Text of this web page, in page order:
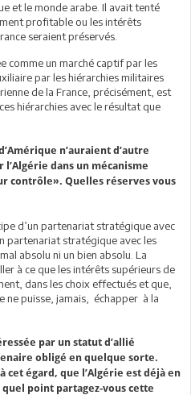
et le monde arabe. Il avait tenté
profitable ou les intérêts
seraient préservés.
comme un marché captif par les
par les hiérarchies militaires
de la France, précisément, est
hiérarchies avec le résultat que
n’auraient d’autre
dans un mécanisme
contrôle». Quelles réserves vous
d’un partenariat stratégique avec
partenariat stratégique avec les
absolu ni un bien absolu. La
à ce que les intérêts supérieurs de
dans les choix effectués et que,
ne puisse, jamais, échapper à la
par un statut d’allié
obligé en quelque sorte.
cet égard, que l’Algérie est déjà en
quel point partagez-vous cette